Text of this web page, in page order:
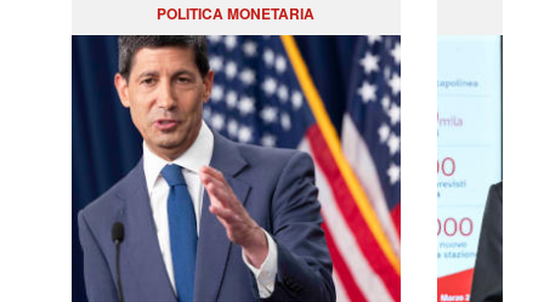
POLITICA MONETARIA